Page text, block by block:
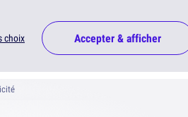
choix Accepter & afficher